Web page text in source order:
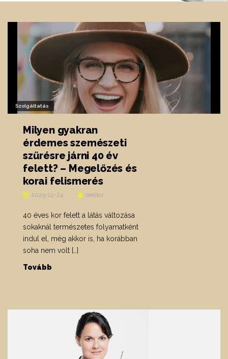
Szolgáltatás
Milyen gyakran
érdemes szemészeti
szűrésre járni 40 év
felett? – Megelőzés és
korai felismerés
2025-12-24 seditor
40 éves kor felett a látás változása
sokaknál természetes folyamatként
indul el, még akkor is, ha korábban
soha nem volt […]
Tovább